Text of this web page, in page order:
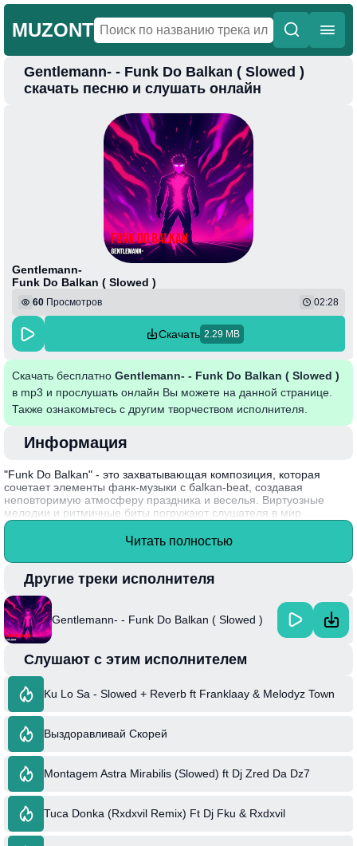
MUZONT
Главная
Gentlemann- - Funk Do Balkan ( Slowed )
скачать песню и слушать онлайн
Gentlemann-
Funk Do Balkan ( Slowed )
60 Просмотров 02:28
Скачать 2.29 MB
Скачать бесплатно Gentlemann- - Funk Do Balkan ( Slowed )
в mp3 и прослушать онлайн Вы можете на данной странице.
Также ознакомьтесь с другим творчеством исполнителя.
Информация
"Funk Do Balkan" - это захватывающая композиция, которая
сочетает элементы фанк-музыки с бalkan-beat, создавая
неповторимую атмосферу праздника и веселья. Виртуозные
мелодии и ритмичные биты погружают слушателя в мир
восточноевропейских мелодий, пробуждая желание танцевать и
наслаждаться каждым моментом. Песня напоминает о живой
современные музыкальные технологии и стили.
Gentlemann — это проект, созданный музыкантом, который
стремится объединить разные музыкальные жанры и культуры.
Его творчество стало популярным благодаря уникальному
звучанию и чувственной подаче, что создает особую связь между
артистом и аудиторией.
Читать полностью
Другие треки исполнителя
Gentlemann- - Funk Do Balkan ( Slowed )
Слушают с этим исполнителем
Ku Lo Sa - Slowed + Reverb ft Franklaay & Melodyz Town
Выздоравливай Скорей
Montagem Astra Mirabilis (Slowed) ft Dj Zred Da Dz7
Tuca Donka (Rxdxvil Remix) Ft Dj Fku & Rxdxvil